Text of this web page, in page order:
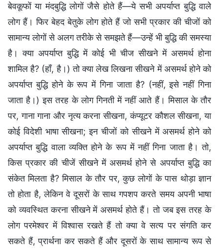
बेवकूफों या मंदबुद्धि लोगों जैसे होते हैं—ये सभी अपर्याप्त बुद्धि वाले
लोग हैं। फिर बेहद बेतुके लोग होते हैं जो सभी प्रकार की चीजों को
सामान्य लोगों से अलग तरीके से समझते हैं—उन्हें भी बुद्धि की समस्या
है। क्या अपर्याप्त बुद्धि में कोई भी चीज सीखने में असमर्थ होना
शामिल है? (हाँ, है।) तो क्या लेख लिखना सीखने में असमर्थ होने को
अपर्याप्त बुद्धि होने के रूप में गिना जाता है? (नहीं, इसे नहीं गिना
जाता है।) इस तरह के लोग गिनती में नहीं आते हैं। मिसाल के तौर
पर, गाना गाना और नृत्य करना सीखना, कंप्यूटर कौशल सीखना, या
कोई विदेशी भाषा सीखना; इन चीजों को सीखने में असमर्थ होने को
अपर्याप्त बुद्धि वाला व्यक्ति होने के रूप में नहीं गिना जाता है। तो,
किस प्रकार की चीजें सीखने में असमर्थ होने से अपर्याप्त बुद्धि का
संकेत मिलता है? मिसाल के तौर पर, कुछ लोगों के पास थोड़ा ज्ञान
तो होता है, लेकिन वे दूसरों के साथ गपशप करते समय अपनी भाषा
को व्यवस्थित करना सीखने में असमर्थ होते हैं। तो जब इस तरह के
लोग परमेश्वर में विश्वास रखते हैं तो क्या वे सत्य पर संगति कर
सकते हैं, प्रार्थना कर सकते हैं और दूसरों के साथ सामान्य रूप से